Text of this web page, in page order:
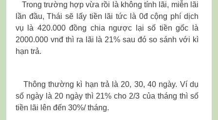
Trong trường hợp vừa rồi là không tính lãi, miễn lãi
lần đầu, Thái sẽ lấy tiền lãi tức là 0đ cộng phí dịch
vụ là 420.000 đồng chia ngược lại số tiền gốc là
2000.000 vnđ thì ra lãi là 21% sau đó so sánh với kì
hạn trả.
Thông thường kì hạn trả là 20, 30, 40 ngày. Ví dụ
số ngày là 20 ngày thì 21% cho 2/3 của tháng thì số
tiền lãi lên đến 30%/ tháng.